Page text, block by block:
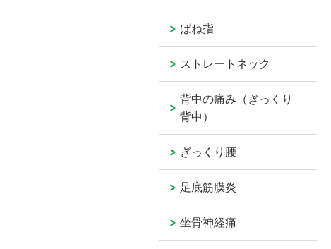
ばね指
ストレートネック
背中の痛み（ぎっくり
背中）
ぎっくり腰
足底筋膜炎
坐骨神経痛